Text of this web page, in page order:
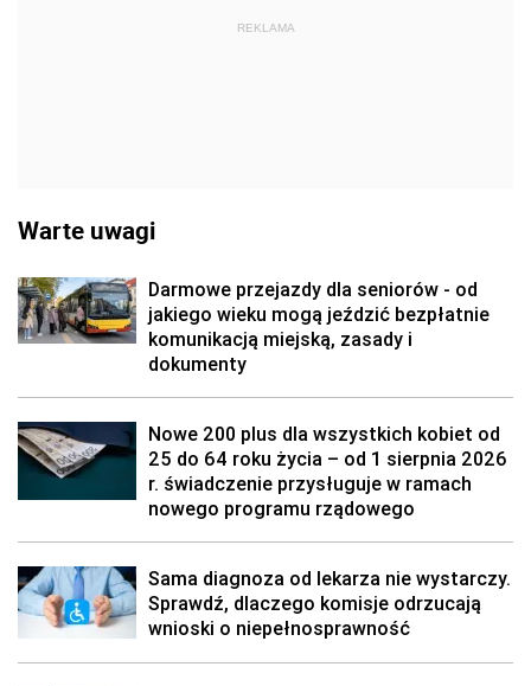
REKLAMA
Warte uwagi
Darmowe przejazdy dla seniorów - od
jakiego wieku mogą jeździć bezpłatnie
komunikacją miejską, zasady i
dokumenty
Nowe 200 plus dla wszystkich kobiet od
25 do 64 roku życia – od 1 sierpnia 2026
r. świadczenie przysługuje w ramach
nowego programu rządowego
Sama diagnoza od lekarza nie wystarczy.
Sprawdź, dlaczego komisje odrzucają
wnioski o niepełnosprawność